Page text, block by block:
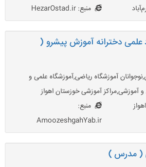
منبع: HezarOstad.ir
علمی دخترانه آموزش پیشرو (
آموزشگاه ریاضی,آموزشگاه علمی و
آموزشی,مراکز آموزشی خوزستان اهواز
منبع:
AmoozeshgahYab.ir
( مدرس )